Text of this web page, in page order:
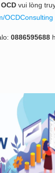
OCD vui lòng
OCDConsulting
0886595688